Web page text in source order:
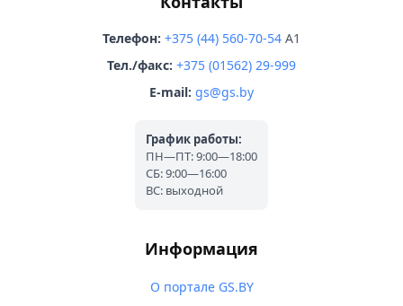
Телефон: +375 (44) 560-70-54 A1
Тел./факс: +375 (01562) 29-999
E-mail: gs@gs.by
График работы:
ПН—ПТ: 9:00—18:00
СБ: 9:00—16:00
ВС: выходной
Информация
О портале GS.BY